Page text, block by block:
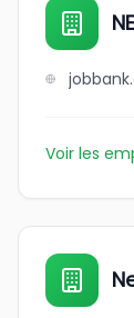
Voir les